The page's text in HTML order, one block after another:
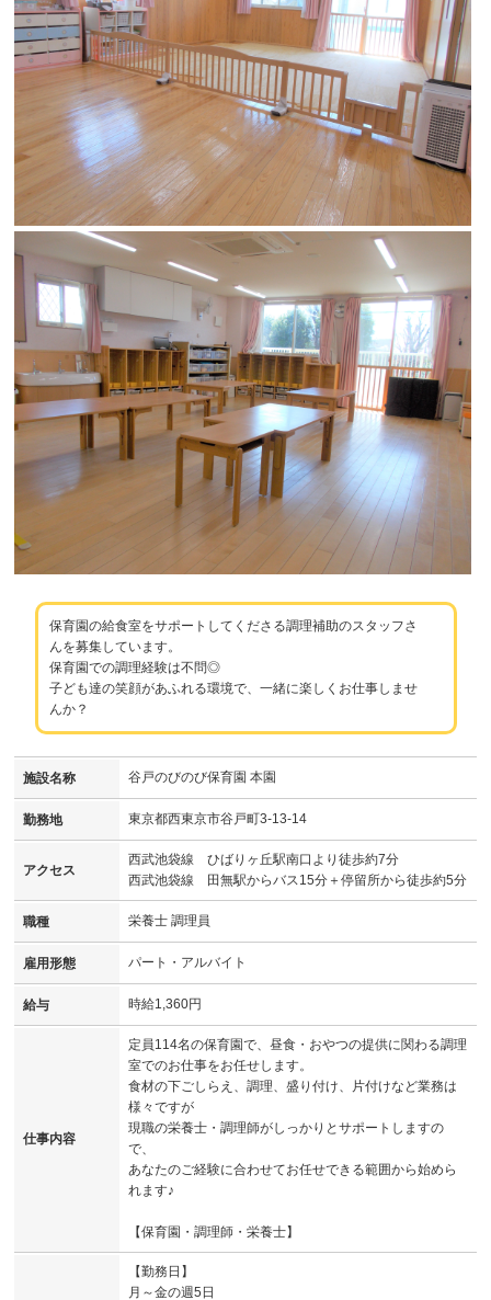
保育園の給食室をサポートしてくださる調理補助のスタッフさ
んを募集しています。
保育園での調理経験は不問◎
子ども達の笑顔があふれる環境で、一緒に楽しくお仕事しませ
んか？
施設名称 谷戸のびのび保育園 本園
勤務地 東京都西東京市谷戸町3-13-14
アクセス
西武池袋線 ひばりヶ丘駅南口より徒歩約7分
西武池袋線 田無駅からバス15分＋停留所から徒歩約5分
職種 栄養士 調理員
雇用形態 パート・アルバイト
給与 時給1,360円
仕事内容
定員114名の保育園で、昼食・おやつの提供に関わる調理
室でのお仕事をお任せします。
食材の下ごしらえ、調理、盛り付け、片付けなど業務は
様々ですが
現職の栄養士・調理師がしっかりとサポートしますの
で、
あなたのご経験に合わせてお任せできる範囲から始めら
れます♪
【保育園・調理師・栄養士】
【勤務日】
月～金の週5日